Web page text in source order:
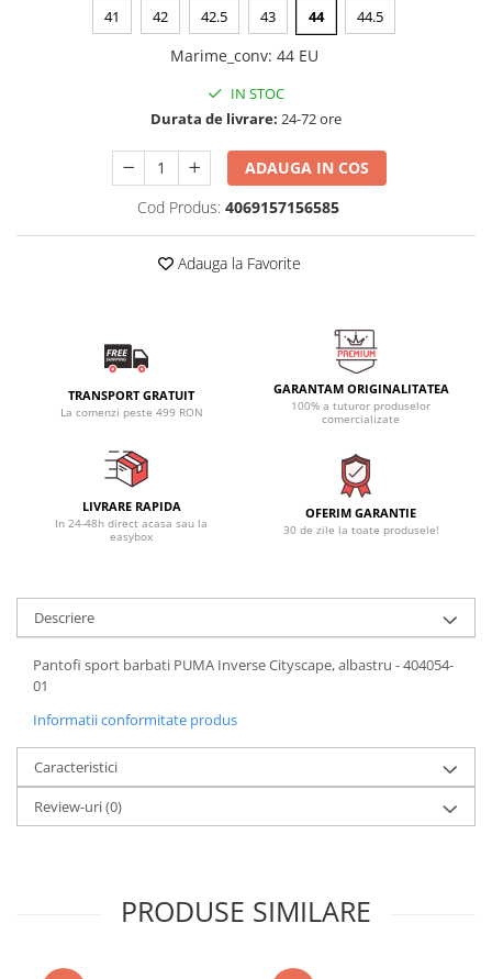
41 42 42.5 43 44 44.5
Marime_conv: 44 EU
IN STOC
Durata de livrare: 24-72 ore
ADAUGA IN COS
Cod Produs: 4069157156585
Adauga la Favorite
TRANSPORT GRATUIT
La comenzi peste 499 RON
GARANTAM ORIGINALITATEA
100% a tuturor produselor
comercializate
LIVRARE RAPIDA
In 24-48h direct acasa sau la
easybox
OFERIM GARANTIE
30 de zile la toate produsele!
Descriere
Pantofi sport barbati PUMA Inverse Cityscape, albastru - 404054-
01
Informatii conformitate produs
Caracteristici
Review-uri(0)
PRODUSE SIMILARE